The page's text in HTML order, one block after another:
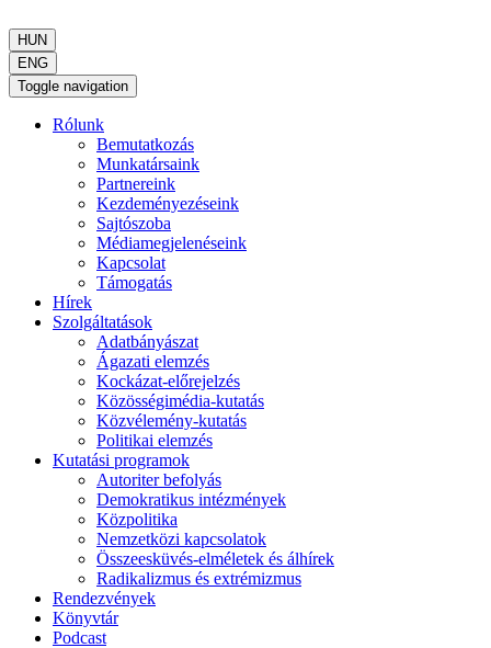
HUN
ENG
Toggle navigation
Rólunk
Bemutatkozás
Munkatársaink
Partnereink
Kezdeményezéseink
Sajtószoba
Médiamegjelenéseink
Kapcsolat
Támogatás
Hírek
Szolgáltatások
Adatbányászat
Ágazati elemzés
Kockázat-előrejelzés
Közösségimédia-kutatás
Közvélemény-kutatás
Politikai elemzés
Kutatási programok
Autoriter befolyás
Demokratikus intézmények
Közpolitika
Nemzetközi kapcsolatok
Összeesküvés-elméletek és álhírek
Radikalizmus és extrémizmus
Rendezvények
Könyvtár
Podcast